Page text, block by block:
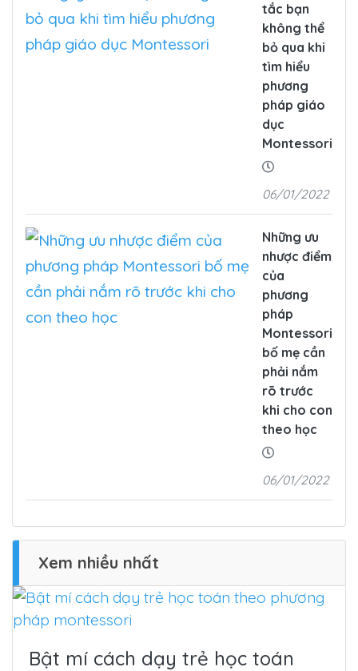
tắc bạn
không thể
bỏ qua khi
tìm hiểu
phương
pháp giáo
dục
Montessori
06/01/2022
Những ưu
nhược điểm
của
phương
pháp
Montessori
bố mẹ cần
phải nắm
rõ trước
khi cho con
theo học
06/01/2022
Xem nhiều nhất
Bật mí cách dạy trẻ học toán